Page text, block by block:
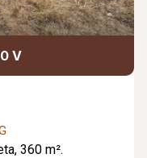
V
360 m².